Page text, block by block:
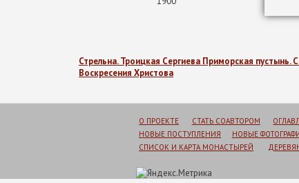
Стрельна. Троицкая Сергиева Приморская пустынь.
Воскресения Христова
О ПРОЕКТЕ СТАТЬ СОАВТОРОМ
НОВЫЕ ПОСТУПЛЕНИЯ
НОВЫЕ
СПИСОК И КАРТА МОНАСТЫРЕЙ